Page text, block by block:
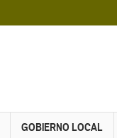
GOBIERNO LOCAL